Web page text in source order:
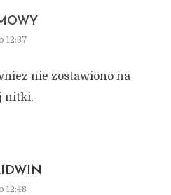
12:37
nie zostawiono na
nitki.
12:48